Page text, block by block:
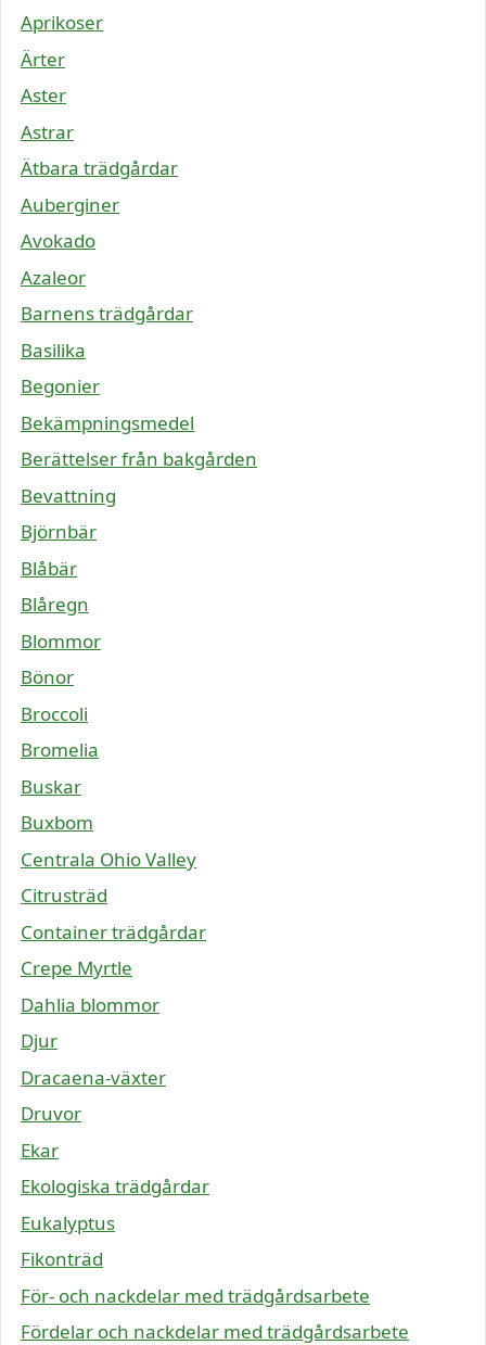
Aprikoser
Ärter
Aster
Astrar
Ätbara trädgårdar
Auberginer
Avokado
Azaleor
Barnens trädgårdar
Basilika
Begonier
Bekämpningsmedel
Berättelser från bakgården
Bevattning
Björnbär
Blåbär
Blåregn
Blommor
Bönor
Broccoli
Bromelia
Buskar
Buxbom
Centrala Ohio Valley
Citrusträd
Container trädgårdar
Crepe Myrtle
Dahlia blommor
Djur
Dracaena-växter
Druvor
Ekar
Ekologiska trädgårdar
Eukalyptus
Fikonträd
För- och nackdelar med trädgårdsarbete
Fördelar och nackdelar med trädgårdsarbete